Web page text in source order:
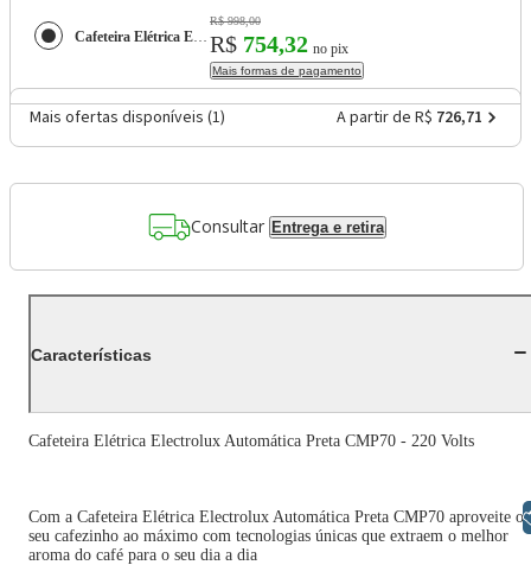
Cafeteira Elétrica Electrolux Automática Preta CMP70 - 220 Volts
R$ 998,00
R$ 754,32 no pix
Mais formas de pagamento
Mais ofertas disponíveis (1) A partir de R$ 726,71
Consultar Entrega e retira
Características
Cafeteira Elétrica Electrolux Automática Preta CMP70 - 220 Volts
Com a Cafeteira Elétrica Electrolux Automática Preta CMP70 aproveite o
seu cafezinho ao máximo com tecnologias únicas que extraem o melhor
aroma do café para o seu dia a dia
Libras